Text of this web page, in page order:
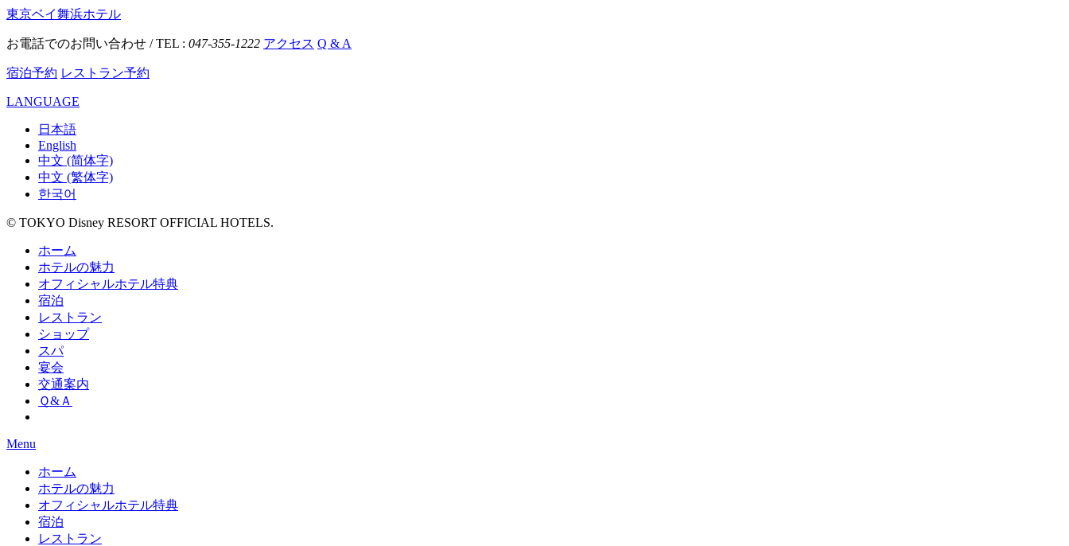
東京ベイ舞浜ホテル
お電話でのお問い合わせ / TEL : 047-355-1222 アクセス Q & A
宿泊予約 レストラン予約
LANGUAGE
日本語
English
中文 (简体字)
中文 (繁体字)
한국어
© TOKYO Disney RESORT OFFICIAL HOTELS.
ホーム
ホテルの魅力
オフィシャルホテル特典
宿泊
レストラン
ショップ
スパ
宴会
交通案内
Ｑ&Ａ
Menu
ホーム
ホテルの魅力
オフィシャルホテル特典
宿泊
レストラン